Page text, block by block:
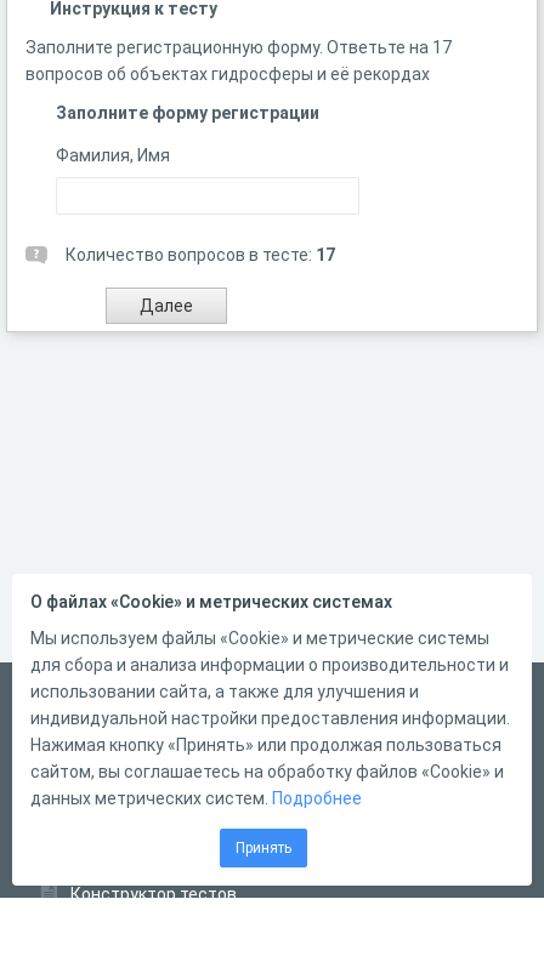
Инструкция к тесту
Заполните регистрационную форму. Ответьте на 17
вопросов об объектах гидросферы и её рекордах
Заполните форму регистрации
Фамилия, Имя
Количество вопросов в тесте: 17
Русский
Справка
Форма обратной связи
Конструктор тестов
О файлах «Cookie» и метрических системах
Мы используем файлы «Cookie» и метрические системы
для сбора и анализа информации о производительности и
использовании сайта, а также для улучшения и
индивидуальной настройки предоставления информации.
Нажимая кнопку «Принять» или продолжая пользоваться
сайтом, вы соглашаетесь на обработку файлов «Cookie» и
данных метрических систем. Подробнее
Принять